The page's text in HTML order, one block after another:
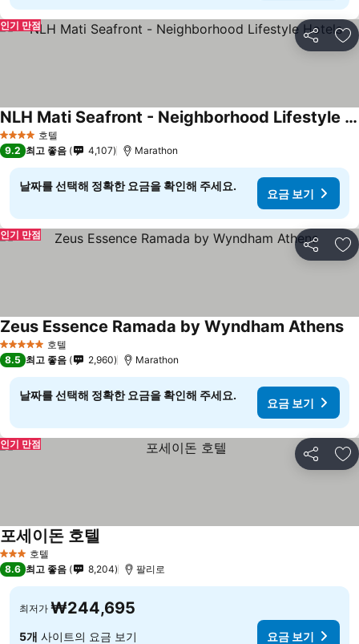
공유 즐
인기 만점
4 성급 호텔
NLH Mati Seafront - Neighborhood Lifestyle Hotels
9.2 최고 좋음 4,107 Marathon
날짜를 선택해 정확한 요금을 확인해 주세요.
요금 보기
공유 즐
인기 만점
5 성급 호텔
Zeus Essence Ramada by Wyndham Athens
8.5 최고 좋음 2,960 Marathon
날짜를 선택해 정확한 요금을 확인해 주세요.
요금 보기
공유 즐
인기 만점
3 성급 호텔
포세이돈 호텔
8.6 최고 좋음 8,204 팔리로
최저가 ₩244,695
5개 사이트의 요금 보기 요금 보기